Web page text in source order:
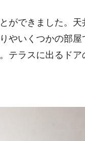
ができました。
やいくつかの部
テラスに出るド